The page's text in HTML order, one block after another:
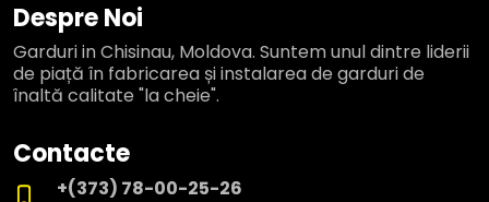
Despre Noi
Garduri in Chisinau, Moldova. Suntem unul dintre liderii
de piață în fabricarea și instalarea de garduri de
înaltă calitate "la cheie".
Contacte
+(373) 78-00-25-26